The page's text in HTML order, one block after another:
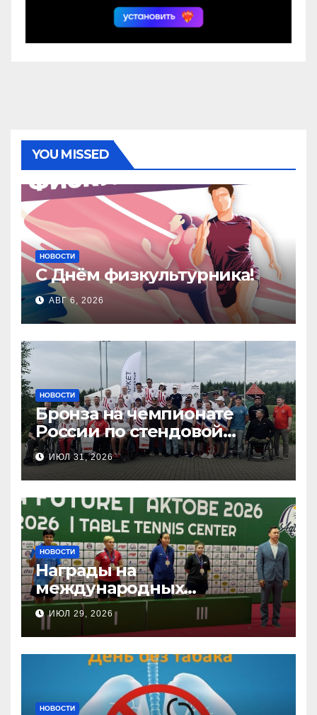
YOU MISSED
НОВОСТИ
С Днём физкультурника!
АВГ 6, 2026
НОВОСТИ
Бронза на чемпионате
России по стендовой
стрельбе
ИЮЛ 31, 2026
НОВОСТИ
Награды на
международных
соревнованиях
настольного тенниса ПОДА
ИЮЛ 29, 2026
НОВОСТИ